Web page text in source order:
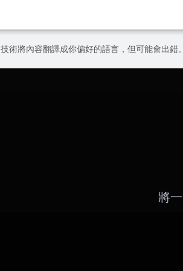
術將內容翻譯成你偏好的語言，但可能會出錯。
將